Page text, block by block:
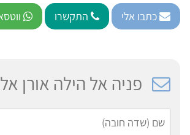
כתבו אלי התקשרו
פניה אל הילה אורן